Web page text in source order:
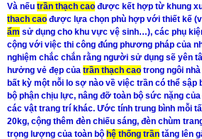
Và nếu trần thạch cao được kết hợp từ khung
thach cao được lựa chọn phù hợp với thiết kế
ẩm sử dụng cho khu vực vệ sinh…), các phụ
cộng với việc thi công đúng phương pháp của
nghiệm chắc chắn rằng người sử dụng sẽ yên
hưởng vẻ đẹp của trần thạch cao trong ngôi
bất kỳ một nỗi lo sợ nào về việc trần có thể
bộ phận chịu lực, nâng đỡ toàn bộ sức nặng
các vật trang trí khác. Ước tính trung bình mỗi
20kg, cộng thêm đèn chiếu sáng, đèn chùm
trọng lượng của toàn bộ hệ thống trần tăng lên